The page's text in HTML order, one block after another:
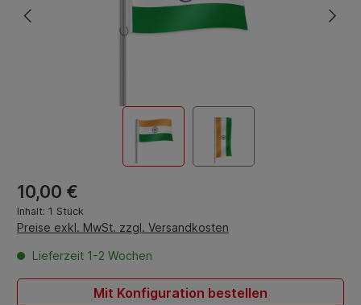
Regulärer Preis:
10,00 €
Inhalt: 1 Stück
Preise exkl. MwSt. zzgl. Versandkosten
Lieferzeit 1-2 Wochen
Mit Konfiguration bestellen